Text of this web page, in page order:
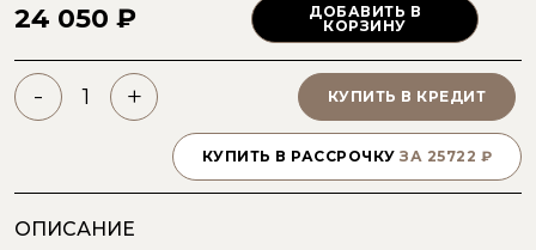
24 050 ₽
ДОБАВИТЬ В
КОРЗИНУ
- + КУПИТЬ В КРЕДИТ
КУПИТЬ В РАССРОЧКУ ЗА 25722 ₽
ОПИСАНИЕ